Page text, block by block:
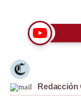
Lujo
Viajes
Moda
EstilosRedacción